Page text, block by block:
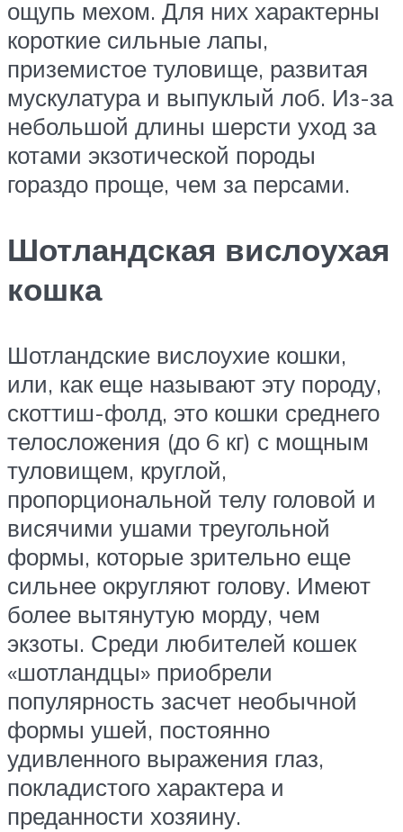
ощупь мехом. Для них характерны
короткие сильные лапы,
приземистое туловище, развитая
мускулатура и выпуклый лоб. Из-за
небольшой длины шерсти уход за
котами экзотической породы
гораздо проще, чем за персами.
Шотландская вислоухая
кошка
Шотландские вислоухие кошки,
или, как еще называют эту породу,
скоттиш-фолд, это кошки среднего
телосложения (до 6 кг) с мощным
туловищем, круглой,
пропорциональной телу головой и
висячими ушами треугольной
формы, которые зрительно еще
сильнее округляют голову. Имеют
более вытянутую морду, чем
экзоты. Среди любителей кошек
«шотландцы» приобрели
популярность засчет необычной
формы ушей, постоянно
удивленного выражения глаз,
покладистого характера и
преданности хозяину.